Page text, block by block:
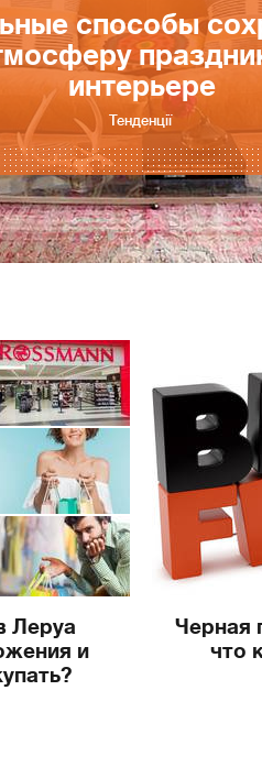
способы
интерьере
Тенденції
Леруа
и
Черная
что